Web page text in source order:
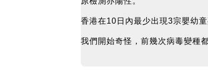
香港在10日內最少出現3宗嬰幼
我們開始奇怪，前幾次病毒變種